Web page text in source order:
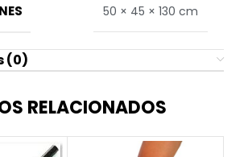
50 × 45 × 130 cm
(0)
RELACIONADOS